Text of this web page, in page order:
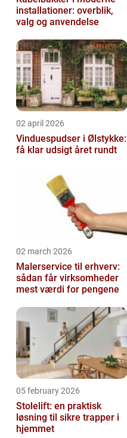
installationer: overblik,
valg og anvendelse
02 april 2026
Vinduespudser i Ølstykke:
få klar udsigt året rundt
02 march 2026
Malerservice til erhverv:
sådan får virksomheder
mest værdi for pengene
05 february 2026
Stolelift: en praktisk
løsning til sikre trapper i
hjemmet